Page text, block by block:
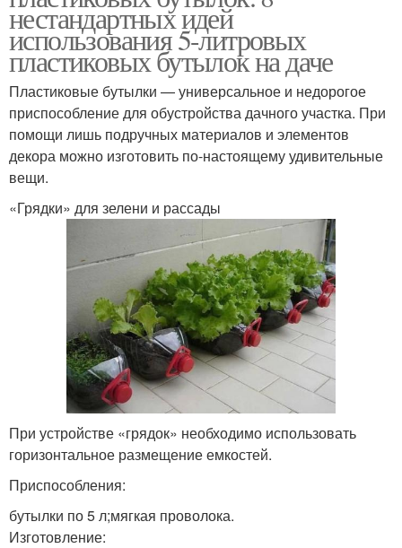
нестандартных идей
использования 5-литровых
пластиковых бутылок на даче
Пластиковые бутылки — универсальное и недорогое
приспособление для обустройства дачного участка. При
помощи лишь подручных материалов и элементов
декора можно изготовить по-настоящему удивительные
вещи.
«Грядки» для зелени и рассады
При устройстве «грядок» необходимо использовать
горизонтальное размещение емкостей.
Приспособления:
бутылки по 5 л;мягкая проволока.
Изготовление: